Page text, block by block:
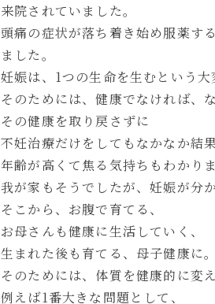
来院されていました。
頭痛の症状が落ち着き始め服薬す
ました。
妊娠は、1つの生命を生むという大
そのためには、健康でなければ、
その健康を取り戻さずに
不妊治療だけをしてもなかなか結
年齢が高くて焦る気持ちもわかりま
我が家もそうでしたが、妊娠が分
そこから、お腹で育てる、
お母さんも健康に生活していく、
生まれた後も育てる、母子健康に。
そのためには、体質を健康的に変
例えば1番大きな問題として、